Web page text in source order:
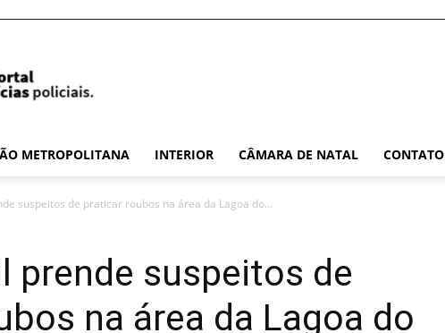
METROPOLITANA INTERIOR CÂMARA DE NATAL CONTATO
suspeitos de praticar roubos na área da Lagoa do...
prende suspeitos de
na área da Lagoa do